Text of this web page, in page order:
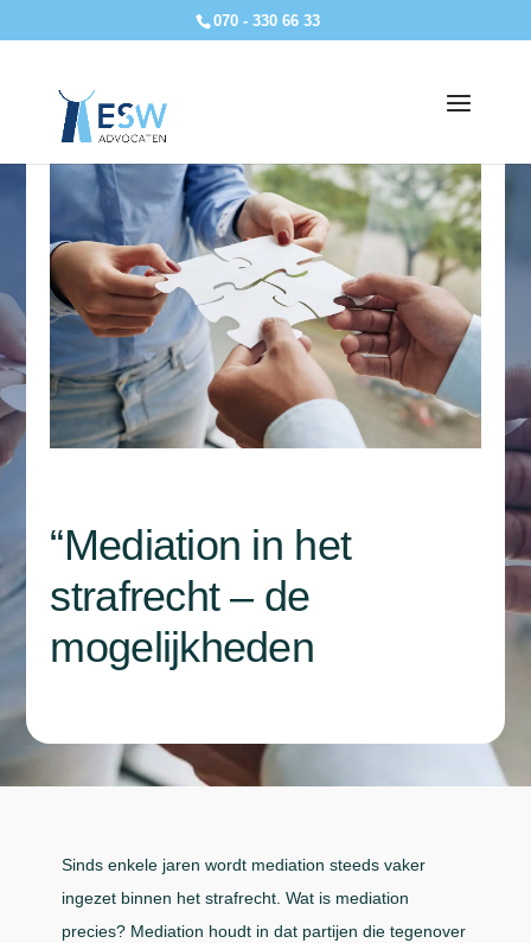
070 - 330 66 33
“Mediation in het
strafrecht – de
mogelijkheden
Sinds enkele jaren wordt mediation steeds vaker
ingezet binnen het strafrecht. Wat is mediation
precies? Mediation houdt in dat partijen die tegenover